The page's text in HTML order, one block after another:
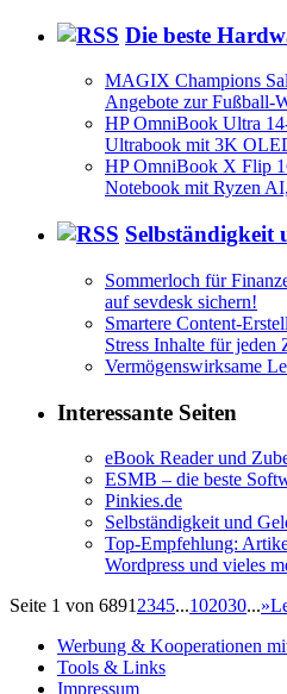
Die beste
MAGIX Champions
Angebote zur Fußball-
HP OmniBook Ultra
Ultrabook mit 3K
HP OmniBook X Flip
Notebook mit Ryzen
Selbständigkeit
Sommerloch für
auf sevdesk sichern!
Smartere Content-
Stress Inhalte für jeden
Vermögenswirksame
Interessante Seiten
eBook Reader und
ESMB – die beste
Pinkies.de
Selbständigkeit und
Top-Empfehlung:
Wordpress und vieles
Seite 1 von 6891 2345...102030...»
Werbung & Kooperationen
Tools & Links
Impressum